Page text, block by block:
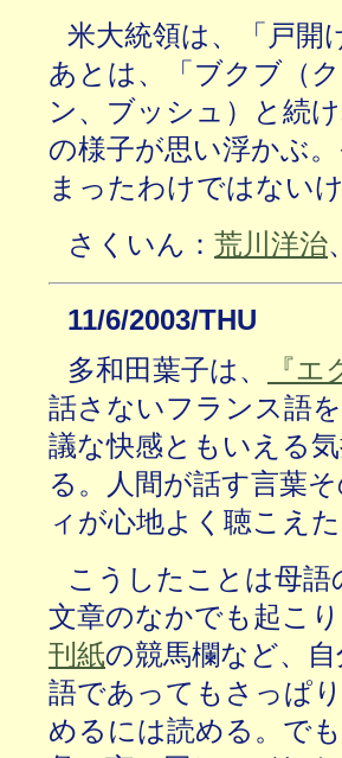
米大統領は、「戸開
あとは、「ブクブ（
ン、ブッシュ）と続
の様子が思い浮かぶ
まったわけではない
さくいん： 荒川洋治
11/6/2003/THU
多和田葉子は、
『
話さないフランス語
議な快感ともいえる
る。人間が話す言葉
ィが心地よく聴こえ
こうしたことは母
文章のなかでも起こ
刊紙の競馬欄など、
語であってもさっぱ
めるには読める。で